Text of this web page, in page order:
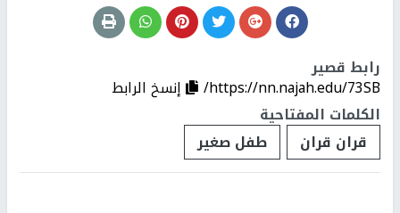
رابط قصير
https://nn.najah.edu/73SB/
إنسخ الرابط
الكلمات المفتاحية
قران قران
طفل صغير